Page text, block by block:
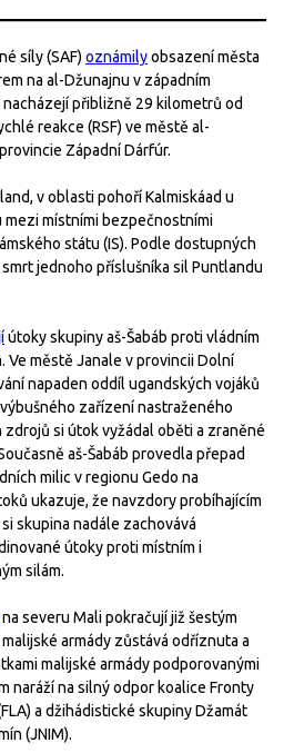
síly (SAF) oznámilyobsazení města
na al-Džunajnu v západním
přibližně 29 kilometrů od
reakce (RSF) ve městě al-
Západní Dárfúr.
v oblasti pohoří Kalmiskáad u
mezi místními bezpečnostními
státu (IS). Podle dostupných
jednoho příslušníka sil Puntlandu
útoky skupiny aš-Šabáb proti vládním
Ve městě Janale v provincii Dolní
napaden oddíl ugandských vojáků
zařízení nastraženého
si útok vyžádal oběti a zraněné
aš-Šabáb provedla přepad
milic v regionu Gedo na
ukazuje, že navzdory probíhajícím
skupina nadále zachovává
útoky proti místním i
silám.
na severu Mali pokračují již šestým
armády zůstává odříznuta a
malijské armády podporovanými
naráží na silný odpor koalice Fronty
a džihádistické skupiny Džamát
(JNIM).